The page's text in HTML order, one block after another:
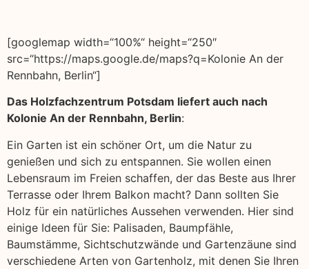
[googlemap width=“100%“ height=“250″
src=“https://maps.google.de/maps?q=Kolonie An der
Rennbahn, Berlin“]
Das Holzfachzentrum Potsdam liefert auch nach
Kolonie An der Rennbahn, Berlin:
Ein Garten ist ein schöner Ort, um die Natur zu
genießen und sich zu entspannen. Sie wollen einen
Lebensraum im Freien schaffen, der das Beste aus Ihrer
Terrasse oder Ihrem Balkon macht? Dann sollten Sie
Holz für ein natürliches Aussehen verwenden. Hier sind
einige Ideen für Sie: Palisaden, Baumpfähle,
Baumstämme, Sichtschutzwände und Gartenzäune sind
verschiedene Arten von Gartenholz, mit denen Sie Ihren